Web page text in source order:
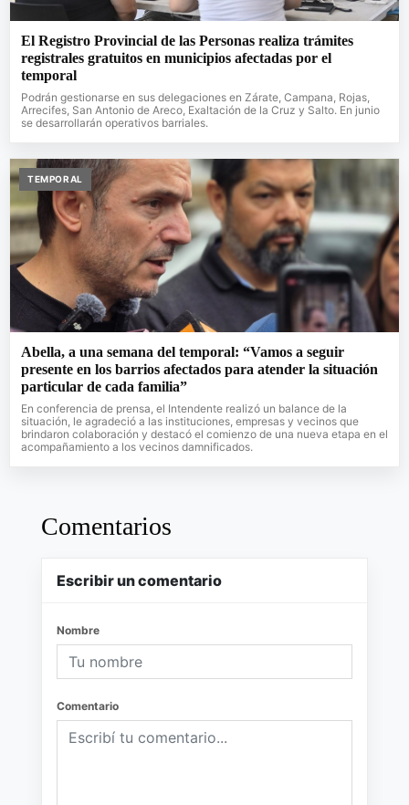
El Registro Provincial de las Personas realiza trámites
registrales gratuitos en municipios afectadas por el
temporal
Podrán gestionarse en sus delegaciones en Zárate, Campana, Rojas,
Arrecifes, San Antonio de Areco, Exaltación de la Cruz y Salto. En junio
se desarrollarán operativos barriales.
TEMPORAL
Abella, a una semana del temporal: “Vamos a seguir
presente en los barrios afectados para atender la situación
particular de cada familia”
En conferencia de prensa, el Intendente realizó un balance de la
situación, le agradeció a las instituciones, empresas y vecinos que
brindaron colaboración y destacó el comienzo de una nueva etapa en el
acompañamiento a los vecinos damnificados.
Comentarios
Escribir un comentario
Nombre
Comentario